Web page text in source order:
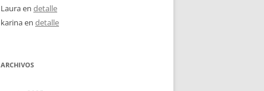
Lauraen detalle
karinaen detalle
ARCHIVOS